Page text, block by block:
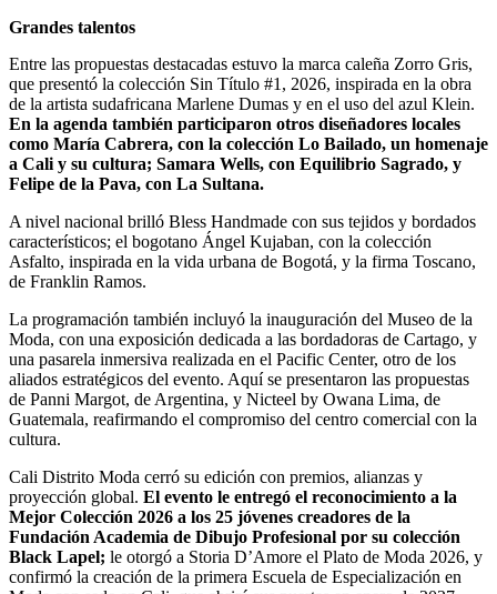
Grandes talentos
Entre las propuestas destacadas estuvo la marca caleña Zorro Gris,
que presentó la colección Sin Título #1, 2026, inspirada en la obra
de la artista sudafricana Marlene Dumas y en el uso del azul Klein.
En la agenda también participaron otros diseñadores locales
como María Cabrera, con la colección Lo Bailado, un homenaje
a Cali y su cultura; Samara Wells, con Equilibrio Sagrado, y
Felipe de la Pava, con La Sultana.
A nivel nacional brilló Bless Handmade con sus tejidos y bordados
característicos; el bogotano Ángel Kujaban, con la colección
Asfalto, inspirada en la vida urbana de Bogotá, y la firma Toscano,
de Franklin Ramos.
La programación también incluyó la inauguración del Museo de la
Moda, con una exposición dedicada a las bordadoras de Cartago, y
una pasarela inmersiva realizada en el Pacific Center, otro de los
aliados estratégicos del evento. Aquí se presentaron las propuestas
de Panni Margot, de Argentina, y Nicteel by Owana Lima, de
Guatemala, reafirmando el compromiso del centro comercial con la
cultura.
Cali Distrito Moda cerró su edición con premios, alianzas y
proyección global. El evento le entregó el reconocimiento a la
Mejor Colección 2026 a los 25 jóvenes creadores de la
Fundación Academia de Dibujo Profesional por su colección
Black Lapel; le otorgó a Storia D’Amore el Plato de Moda 2026, y
confirmó la creación de la primera Escuela de Especialización en